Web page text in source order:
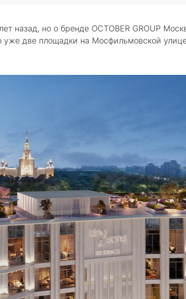
назад, но о бренде OCTOBER GROUP
уже две площадки на Мосфильмовской